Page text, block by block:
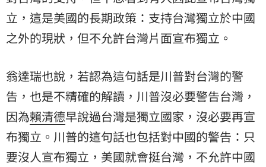
立，這是美國的長期政策：支持台灣獨立於中國
之外的現狀，但不允許台灣片面宣布獨立。
翁達瑞也說，若認為這句話是川普對台灣的警
告，也是不精確的解讀，川普沒必要警告台灣，
因為賴清德早說過台灣是獨立國家，沒必要再宣
布獨立。川普的這句話也包括對中國的警告：只
要沒人宣布獨立，美國就會挺台灣，不允許中國